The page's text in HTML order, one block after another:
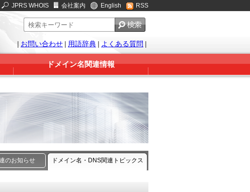
JPRS WHOIS 会社案内 English RSS
| お問い合わせ | 用語辞典 | よくある質問 |
ドメイン名関連情報
のお知らせ ドメイン名・DNS関連トピックス